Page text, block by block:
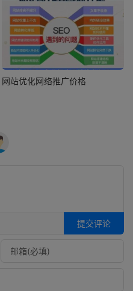
网站优化网络推广价格
提交评论